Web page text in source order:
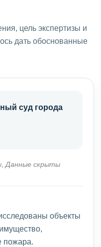
цель экспертизы и
дать обоснованные
суд города
,Данные скрыты
объекты
пожара.